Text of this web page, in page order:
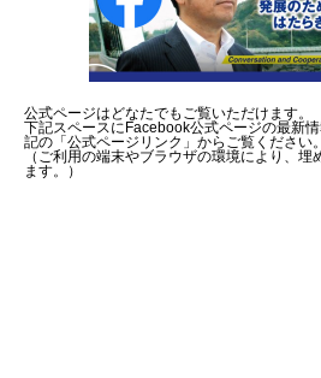
公式ページはどなたでもご覧いただけます。
下記スペースにFacebook公式ページの最新
記の「公式ページリンク」からご覧ください。
（ご利用の端末やブラウザの環境により、
ます。）